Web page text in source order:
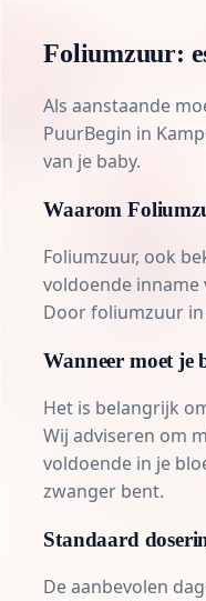
Foliumzuur:
Als aanstaande
PuurBegin in
van je baby.
Waarom
Foliumzuur, ook
voldoende
Door foliumzuur
Wanneer moet je
Het is belangrijk
Wij adviseren om
voldoende in je
zwanger bent.
Standaard
De aanbevolen